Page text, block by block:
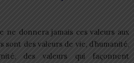
ne donnera jamais ces valeurs aux
sont des valeurs de vie, d’humanité,
des valeurs qui façonnent